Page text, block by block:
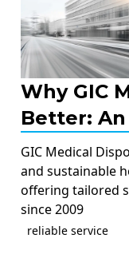
Why GIC
Better:
GIC Medical
and sustainable
offering tailored
since 2009
reliable service